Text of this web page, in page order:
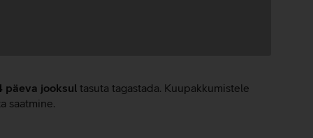
päeva jooksul tasuta tagastada. Kuupakkumistele
saatmine.